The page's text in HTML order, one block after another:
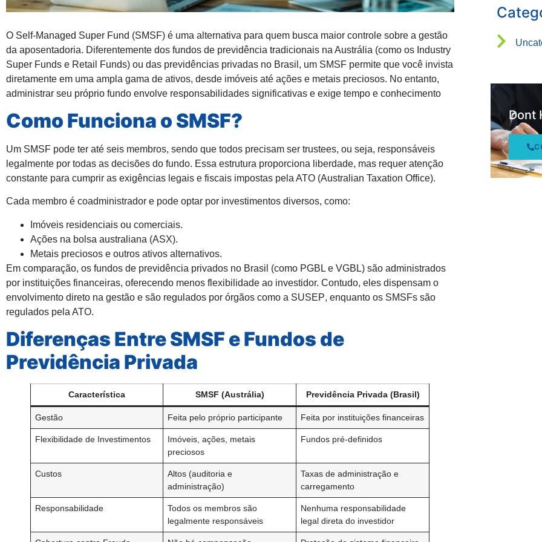
O Self-Managed Super Fund (SMSF) é uma alternativa para quem busca maior controle sobre a gestão
da aposentadoria. Diferentemente dos fundos de previdência tradicionais na Austrália (como os Industry
Super Funds e Retail Funds) ou das previdências privadas no Brasil, um SMSF permite que você invista
diretamente em uma ampla gama de ativos, desde imóveis até ações e metais preciosos. No entanto,
administrar seu próprio fundo envolve responsabilidades significativas e exige tempo e conhecimento
Como Funciona o SMSF?
Um SMSF pode ter até seis membros, sendo que todos precisam ser trustees, ou seja, responsáveis
legalmente por todas as decisões do fundo. Essa estrutura proporciona liberdade, mas requer atenção
constante para cumprir as exigências legais e fiscais impostas pela ATO (Australian Taxation Office).
Cada membro é coadministrador e pode optar por investimentos diversos, como:
Imóveis residenciais ou comerciais.
Ações na bolsa australiana (ASX).
Metais preciosos e outros ativos alternativos.
Em comparação, os fundos de previdência privados no Brasil (como PGBL e VGBL) são administrados
por instituições financeiras, oferecendo menos flexibilidade ao investidor. Contudo, eles dispensam o
envolvimento direto na gestão e são regulados por órgãos como a SUSEP, enquanto os SMSFs são
regulados pela ATO.
Diferenças Entre SMSF e Fundos de
Previdência Privada
Característica SMSF (Austrália) Previdência Privada (Brasil)
Gestão Feita pelo próprio participante Feita por instituições financeiras
Flexibilidade de Investimentos
Imóveis, ações, metais
preciosos
Fundos pré-definidos
Custos
Altos (auditoria e
administração)
Taxas de administração e
carregamento
Responsabilidade
Todos os membros são
legalmente responsáveis
Nenhuma responsabilidade
legal direta do investidor
Dont